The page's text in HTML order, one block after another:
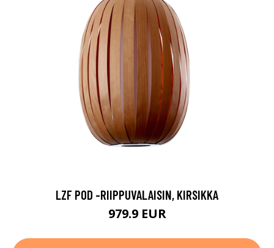
LZF POD -RIIPPUVALAISIN, KIRSIKKA
979.9 EUR